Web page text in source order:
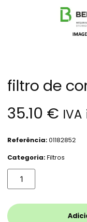
filtro de
35.10 €
Referência:01182852
Categoria:Filtros